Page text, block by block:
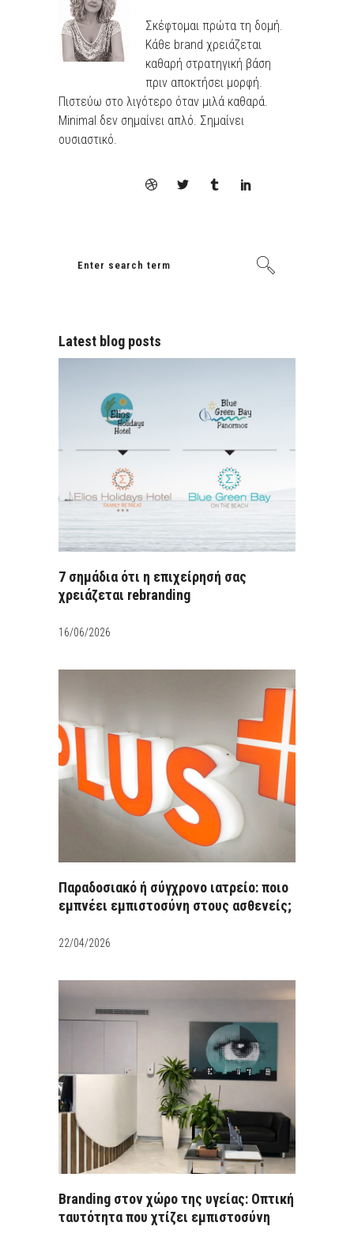
Σκέφτομαι πρώτα τη δομή.
Κάθε brand χρειάζεται
καθαρή στρατηγική βάση
πριν αποκτήσει μορφή.
Πιστεύω στο λιγότερο όταν μιλά καθαρά.
Minimal δεν σημαίνει απλό. Σημαίνει
ουσιαστικό.
Latest blog posts
7 σημάδια ότι η επιχείρησή σας
χρειάζεται rebranding
16/06/2026
Παραδοσιακό ή σύγχρονο ιατρείο: ποιο
εμπνέει εμπιστοσύνη στους ασθενείς;
22/04/2026
Branding στον χώρο της υγείας: Οπτική
ταυτότητα που χτίζει εμπιστοσύνη